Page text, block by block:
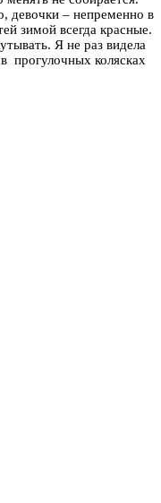
девочки – непременно в
зимой всегда красные.
Я не раз видела
прогулочных колясках